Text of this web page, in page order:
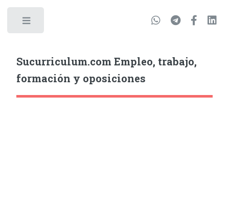
Sucurriculum.com Empleo, trabajo,
formación y oposiciones